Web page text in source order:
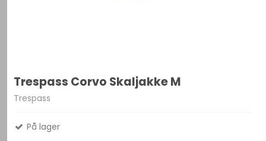
Trespass Corvo Skaljakke M
Trespass
På lager